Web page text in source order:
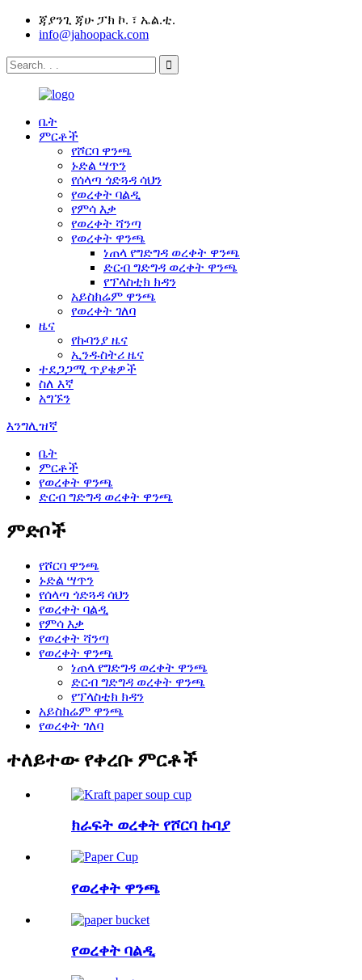
ጃያንጊ ጃሁ ፓክ ኮ. ፣ ኤል.ቲ.
info@jahoopack.com
ቤት
ምርቶች
የሾርባ ዋንጫ
ኑድል ሣጥን
የሰላጣ ጎድጓዳ ሳህን
የወረቀት ባልዲ
የምሳ እቃ
የወረቀት ሻንጣ
የወረቀት ዋንጫ
ነጠላ የግድግዳ ወረቀት ዋንጫ
ድርብ ግድግዳ ወረቀት ዋንጫ
የፕላስቲክ ክዳን
አይስክሬም ዋንጫ
የወረቀት ገለባ
ዜና
የኩባንያ ዜና
ኢንዱስትሪ ዜና
ተደጋጋሚ ጥያቄዎች
ስለ እኛ
አግኙን
እንግሊዝኛ
ቤት
ምርቶች
የወረቀት ዋንጫ
ድርብ ግድግዳ ወረቀት ዋንጫ
ምድቦች
የሾርባ ዋንጫ
ኑድል ሣጥን
የሰላጣ ጎድጓዳ ሳህን
የወረቀት ባልዲ
የምሳ እቃ
የወረቀት ሻንጣ
የወረቀት ዋንጫ
ነጠላ የግድግዳ ወረቀት ዋንጫ
ድርብ ግድግዳ ወረቀት ዋንጫ
የፕላስቲክ ክዳን
አይስክሬም ዋንጫ
የወረቀት ገለባ
ተለይተው የቀረቡ ምርቶች
ክራፍት ወረቀት የሾርባ ኩባያ
የወረቀት ዋንጫ
የወረቀት ባልዲ